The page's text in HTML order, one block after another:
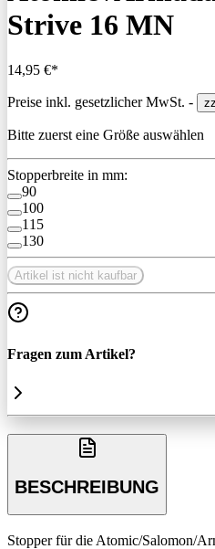
Strive 16 MN
14,95 €*
Preise inkl. gesetzlicher MwSt. -
Bitte zuerst eine Größe auswählen
Stopperbreite in mm:
90
100
115
130
Artikel ist nicht kaufbar
Fragen zum Artikel?
BESCHREIBUNG
Stopper für die Atomic/Salomon/